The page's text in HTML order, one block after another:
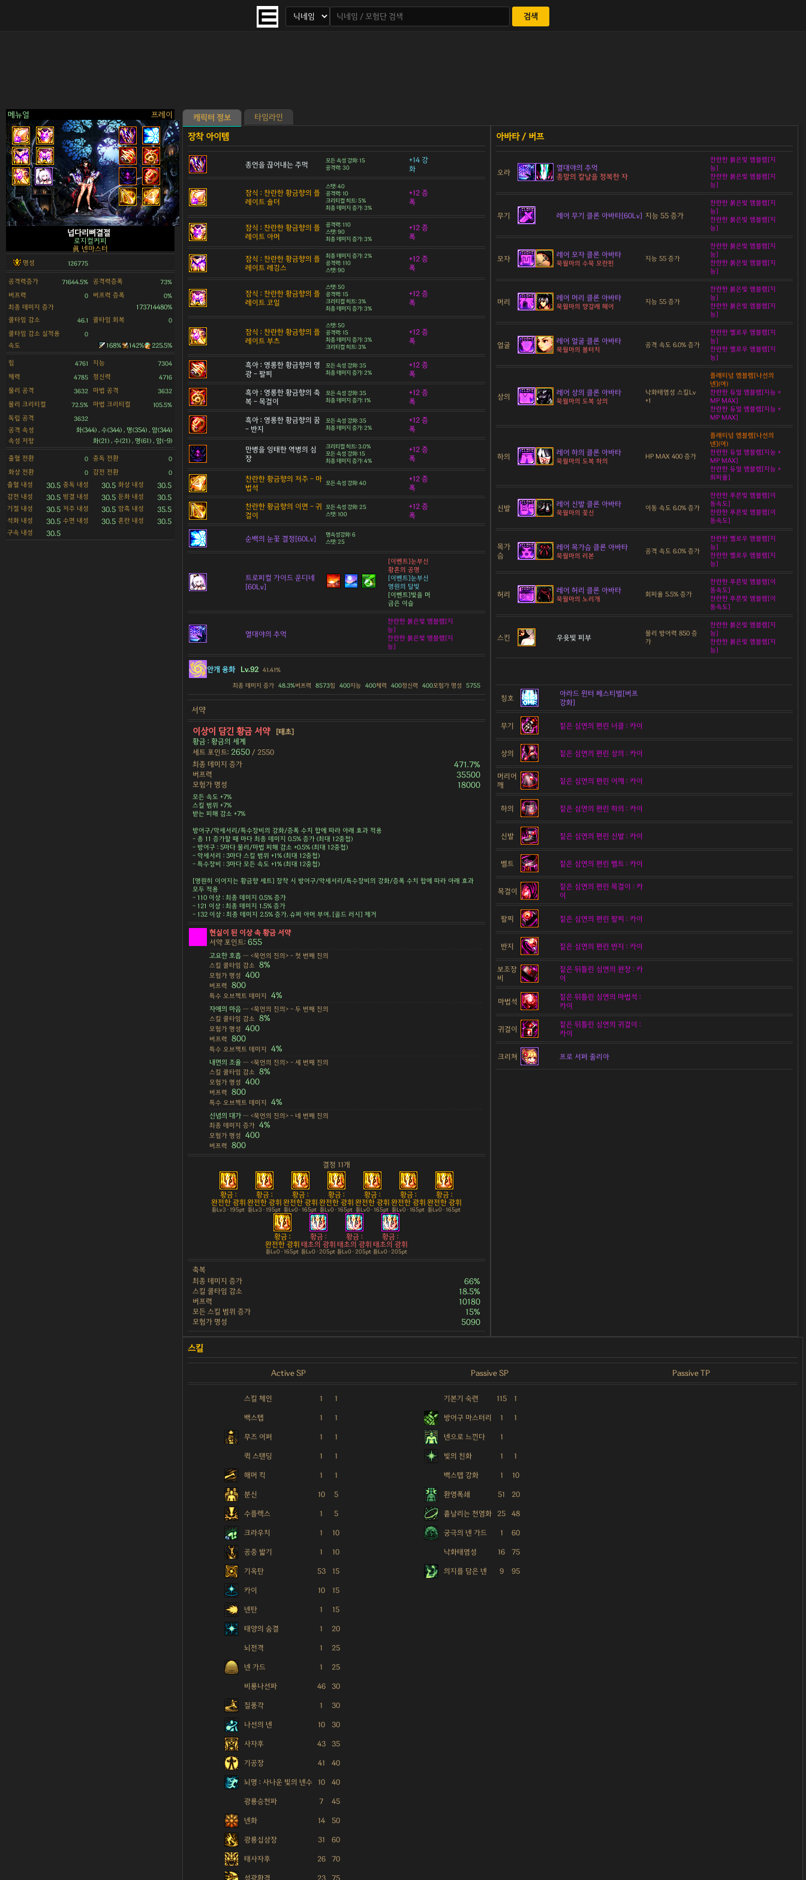
검색
메뉴얼 프레이
>
넙다리뼈결절
로지컬커피
眞 넨마스터
명성 126775
공격력증가 71644.5% 공격력증폭 73%
버프력 0 버프력 증폭 0%
최종 데미지 증가
173714480%
쿨타임 감소
46.1 쿨타임 회복 0
쿨타임 감소 실적용 0
속도 168% 142% 225.5%
힘 4761 지능 7304
체력 4785 정신력 4716
물리 공격 3632 마법 공격 3632
물리 크리티컬 72.5% 마법 크리티컬 105.5%
독립 공격 3632
공격 속성
화(344) , 수(344) , 명(354) , 암(344)
속성 저항
화(21) , 수(21) , 명(61) , 암(-9)
출혈 전환 0 중독 전환 0
화상 전환 0 감전 전환 0
출혈 내성 30.5 중독 내성 30.5 화상 내성 30.5
감전 내성 30.5 빙결 내성 30.5 둔화 내성 30.5
기절 내성 30.5 저주 내성 30.5 암흑 내성 35.5
석화 내성 30.5 수면 내성 30.5 혼란 내성 30.5
구속 내성 30.5
캐릭터 정보 타임라인
종언을 끊어내는 주먹
모든 속성 강화: 15
공격력: 30
+14 강
화
잠식 : 찬란한 황금향의 플
레이트 숄더
스탯: 40
공격력: 10
크리티컬 히트: 5%
최종 데미지 증가: 3%
+12 증
폭
잠식 : 찬란한 황금향의 플
레이트 아머
공격력: 110
스탯: 90
최종 데미지 증가: 3%
+12 증
폭
잠식 : 찬란한 황금향의 플
레이트 레깅스
최종 데미지 증가: 2%
공격력: 110
스탯: 90
+12 증
폭
잠식 : 찬란한 황금향의 플
레이트 코일
스탯: 50
공격력: 15
크리티컬 히트: 3%
최종 데미지 증가: 3%
+12 증
폭
잠식 : 찬란한 황금향의 플
레이트 부츠
스탯: 50
공격력: 15
최종 데미지 증가: 3%
크리티컬 히트: 3%
+12 증
폭
흑아 : 영롱한 황금향의 영
광 - 팔찌
모든 속성 강화: 35
최종 데미지 증가: 2%
+12 증
폭
흑아 : 영롱한 황금향의 축
복 - 목걸이
모든 속성 강화: 35
최종 데미지 증가: 1%
+12 증
폭
흑아 : 영롱한 황금향의 꿈
- 반지
모든 속성 강화: 35
최종 데미지 증가: 2%
+12 증
폭
만병을 잉태한 역병의 심
장
크리티컬 히트: 3.0%
모든 속성 강화: 15
최종 데미지 증가: 4%
+12 증
폭
찬란한 황금향의 저주 - 마
법석
모든 속성 강화: 40
+12 증
폭
찬란한 황금향의 이면 - 귀
걸이
모든 속성 강화: 25
스탯: 100
+12 증
폭
순백의 눈꽃 결정[60Lv]
명속성강화: 6
스탯: 25
트로피컬 가이드 운디네
[60Lv]
[이벤트]눈부신
황혼의 공명
[이벤트]눈부신
영원의 달빛
[이벤트]빛을 머
금은 이슬
열대야의 추억
찬란한 붉은빛 엠블렘[지
능]
찬란한 붉은빛 엠블렘[지
능]
안개 융화 Lv.92 41.41%
최종 데미지 증가 48.3%버프력 8573힘 400지능 400체력 400정신력 400모험가 명성 5755
서약
이상이 담긴 황금 서약
[태초]
황금 : 황금의 세계
세트 포인트: 2650 / 2550
최종 데미지 증가
471.7%
버프력 35500
모험가 명성 18000
모든 속도 +7%
스킬 범위 +7%
받는 피해 감소 +7%
방어구/악세서리/특수장비의 강화/증폭 수치 합에 따라 아래 효과 적용
- 총 11 증가할 때 마다 최종 데미지 0.5% 증가 (최대 12중첩)
- 방어구 : 5마다 물리/마법 피해 감소 +0.5% (최대 12중첩)
- 악세서리 : 3마다 스킬 범위 +1% (최대 12중첩)
- 특수장비 : 3마다 모든 속도 +1% (최대 12중첩)
[영원히 이어지는 황금향 세트] 장착 시 방어구/악세서리/특수장비의 강화/증폭 수치 합에 따라 아래 효과
모두 적용
- 110 이상 : 최종 데미지 0.5% 증가
- 121 이상 : 최종 데미지 1.5% 증가
- 132 이상 : 최종 데미지 2.5% 증가, 슈퍼 아머 부여, [골드 러시] 제거
현실이 된 이상 속 황금 서약
서약 포인트: 655
고요한 호흡 — <묵언의 진의> - 첫 번째 진의
스킬 쿨타임 감소 8%
모험가 명성 400
버프력 800
특수 오브젝트 데미지 4%
자애의 마음 — <묵언의 진의> - 두 번째 진의
스킬 쿨타임 감소 8%
모험가 명성 400
버프력 800
특수 오브젝트 데미지 4%
내면의 조율 — <묵언의 진의> - 세 번째 진의
스킬 쿨타임 감소 8%
모험가 명성 400
버프력 800
특수 오브젝트 데미지 4%
신념의 대가 — <묵언의 진의> - 네 번째 진의
최종 데미지 증가 4%
모험가 명성 400
버프력 800
결정 11개
황금 :
완전한 광휘
튠Lv3 · 195pt
황금 :
완전한 광휘
튠Lv3 · 195pt
황금 :
완전한 광휘
튠Lv0 · 165pt
황금 :
완전한 광휘
튠Lv0 · 165pt
황금 :
완전한 광휘
튠Lv0 · 165pt
황금 :
완전한 광휘
튠Lv0 · 165pt
황금 :
완전한 광휘
튠Lv0 · 165pt
황금 :
완전한 광휘
튠Lv0 · 165pt
황금 :
태초의 광휘
튠Lv0 · 205pt
황금 :
태초의 광휘
튠Lv0 · 205pt
황금 :
태초의 광휘
튠Lv0 · 205pt
축복
최종 데미지 증가
66%
스킬 쿨타임 감소 18.5%
버프력 10180
모든 스킬 범위 증가 15%
모험가 명성 5090
오라
열대야의 추억
종말의 칼날을 정복한 자
찬란한 붉은빛 엠블렘[지
능]
찬란한 붉은빛 엠블렘[지
능]
무기 레어 무기 클론 아바타[60Lv] 지능 55 증가
찬란한 붉은빛 엠블렘[지
능]
찬란한 붉은빛 엠블렘[지
능]
모자 레어 모자 클론 아바타
묵월마의 수묵 모란핀
지능 55 증가
찬란한 붉은빛 엠블렘[지
능]
찬란한 붉은빛 엠블렘[지
능]
머리 레어 머리 클론 아바타
묵월마의 양갈래 헤어
지능 55 증가
찬란한 붉은빛 엠블렘[지
능]
찬란한 붉은빛 엠블렘[지
능]
얼굴 레어 얼굴 클론 아바타
묵월마의 볼터치
공격 속도 6.0% 증가
찬란한 옐로우 엠블렘[지
능]
찬란한 옐로우 엠블렘[지
능]
상의 레어 상의 클론 아바타
묵월마의 도복 상의
낙화태염성 스킬Lv
+1
플래티넘 엠블렘[나선의
넨](여)
찬란한 듀얼 엠블렘[지능 +
MP MAX]
찬란한 듀얼 엠블렘[지능 +
MP MAX]
하의 레어 하의 클론 아바타
묵월마의 도복 하의
HP MAX 400 증가
플래티넘 엠블렘[나선의
넨](여)
찬란한 듀얼 엠블렘[지능 +
MP MAX]
찬란한 듀얼 엠블렘[지능 +
회피율]
신발 레어 신발 클론 아바타
묵월마의 꽃신
이동 속도 6.0% 증가
찬란한 푸른빛 엠블렘[이
동속도]
찬란한 푸른빛 엠블렘[이
동속도]
목가
슴
레어 목가슴 클론 아바타
묵월마의 리본
공격 속도 6.0% 증가
찬란한 옐로우 엠블렘[지
능]
찬란한 옐로우 엠블렘[지
능]
허리 레어 허리 클론 아바타
묵월마의 노리개
회피율 5.5% 증가
찬란한 푸른빛 엠블렘[이
동속도]
찬란한 푸른빛 엠블렘[이
동속도]
스킨 우윳빛 피부
물리 방어력 850 증
가
찬란한 붉은빛 엠블렘[지
능]
찬란한 붉은빛 엠블렘[지
능]
칭호
아라드 윈터 페스티벌[버프
강화]
무기 짙은 심연의 편린 너클 : 카이
상의 짙은 심연의 편린 상의 : 카이
머리어
깨
짙은 심연의 편린 어깨 : 카이
하의 짙은 심연의 편린 하의 : 카이
신발 짙은 심연의 편린 신발 : 카이
벨트 짙은 심연의 편린 벨트 : 카이
목걸이
짙은 심연의 편린 목걸이 : 카
이
팔찌 짙은 심연의 편린 팔찌 : 카이
반지 짙은 심연의 편린 반지 : 카이
보조장
비
짙은 뒤틀린 심연의 완장 : 카
이
마법석
짙은 뒤틀린 심연의 마법석 :
카이
귀걸이
짙은 뒤틀린 심연의 귀걸이 :
카이
크리쳐 프로 서퍼 줄리아
Active SP Passive SP Passive TP
스킬 체인 1 1
백스텝 1 1
무즈 어퍼 1 1
퀵 스탠딩 1 1
해머 킥 1 1
분신 10 5
수플렉스 1 5
크라우치 1 10
공중 밟기 1 10
기옥탄 53 15
카이 10 15
넨탄 1 15
태양의 숨결 1 20
뇌전격 1 25
넨 가드 1 25
비룡나선파 46 30
질풍각 1 30
나선의 넨 10 30
사자후 43 35
기공장 41 40
뇌명 : 사나운 빛의 넨수 10 40
광룡승천파 7 45
넨화 14 50
광룡십삼장 31 60
태사자후 26 70
섬광환격 23 75
기본기 숙련 115 1
방어구 마스터리 1 1
넨으로 느낀다 1
빛의 친화 1 1
백스텝 강화 1 10
환영폭쇄 51 20
흩날리는 천염화 25 48
궁극의 넨 가드 1 60
낙화태염성 16 75
의지를 담은 넨 9 95